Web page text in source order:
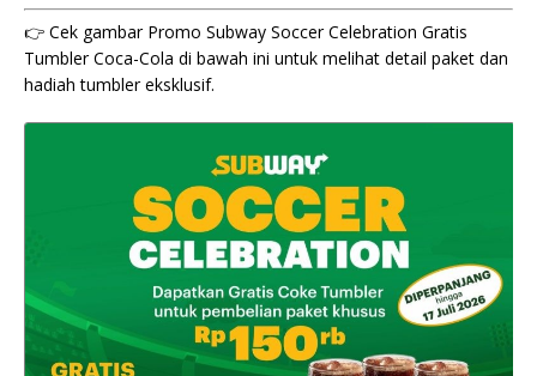
👉 Cek gambar Promo Subway Soccer Celebration Gratis
Tumbler Coca-Cola di bawah ini untuk melihat detail paket dan
hadiah tumbler eksklusif.